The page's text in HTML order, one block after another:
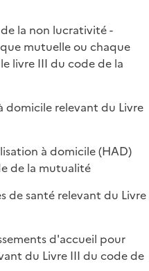
la non lucrativité -
mutuelle ou chaque
livre III du code de la
domicile relevant du Livre
à domicile (HAD)
de la mutualité
de santé relevant du Livre
d'accueil pour
du Livre III du code de